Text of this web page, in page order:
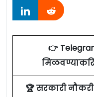
👉
🏆 सरकारी